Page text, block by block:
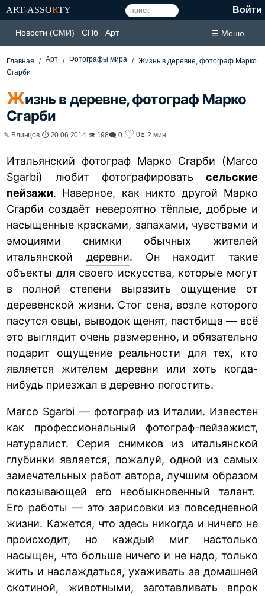
ART-ASSORTY Войти
Новости (СМИ) СПб Арт ☰ Меню
Главная Арт Фотографы мира
Жизнь в деревне, фотограф Марко
Сгарби
Жизнь в деревне, фотограф Марко
Сгарби
✎ Блинцов ⏱ 20.06.2014 👁 198🗨 0 ♡ 0⏳ 2 мин
Итальянский фотограф Марко Сгарби (Marco
Sgarbi) любит фотографировать сельские
пейзажи. Наверное, как никто другой Марко
Сгарби создаёт невероятно тёплые, добрые и
насыщенные красками, запахами, чувствами и
эмоциями снимки обычных жителей
итальянской деревни. Он находит такие
объекты для своего искусства, которые могут
в полной степени выразить ощущение от
деревенской жизни. Стог сена, возле которого
пасутся овцы, выводок щенят, пастбища — всё
это выглядит очень размеренно, и обязательно
подарит ощущение реальности для тех, кто
является жителем деревни или хоть когда-
нибудь приезжал в деревню погостить.
Marco Sgarbi — фотограф из Италии. Известен
как профессиональный фотограф-пейзажист,
натуралист. Серия снимков из итальянской
глубинки является, пожалуй, одной из самых
замечательных работ автора, лучшим образом
показывающей его необыкновенный талант.
Его работы — это зарисовки из повседневной
жизни. Кажется, что здесь никогда и ничего не
происходит, но каждый миг настолько
насыщен, что больше ничего и не надо, только
жить и наслаждаться, ухаживать за домашней
скотиной, животными, заготавливать впрок